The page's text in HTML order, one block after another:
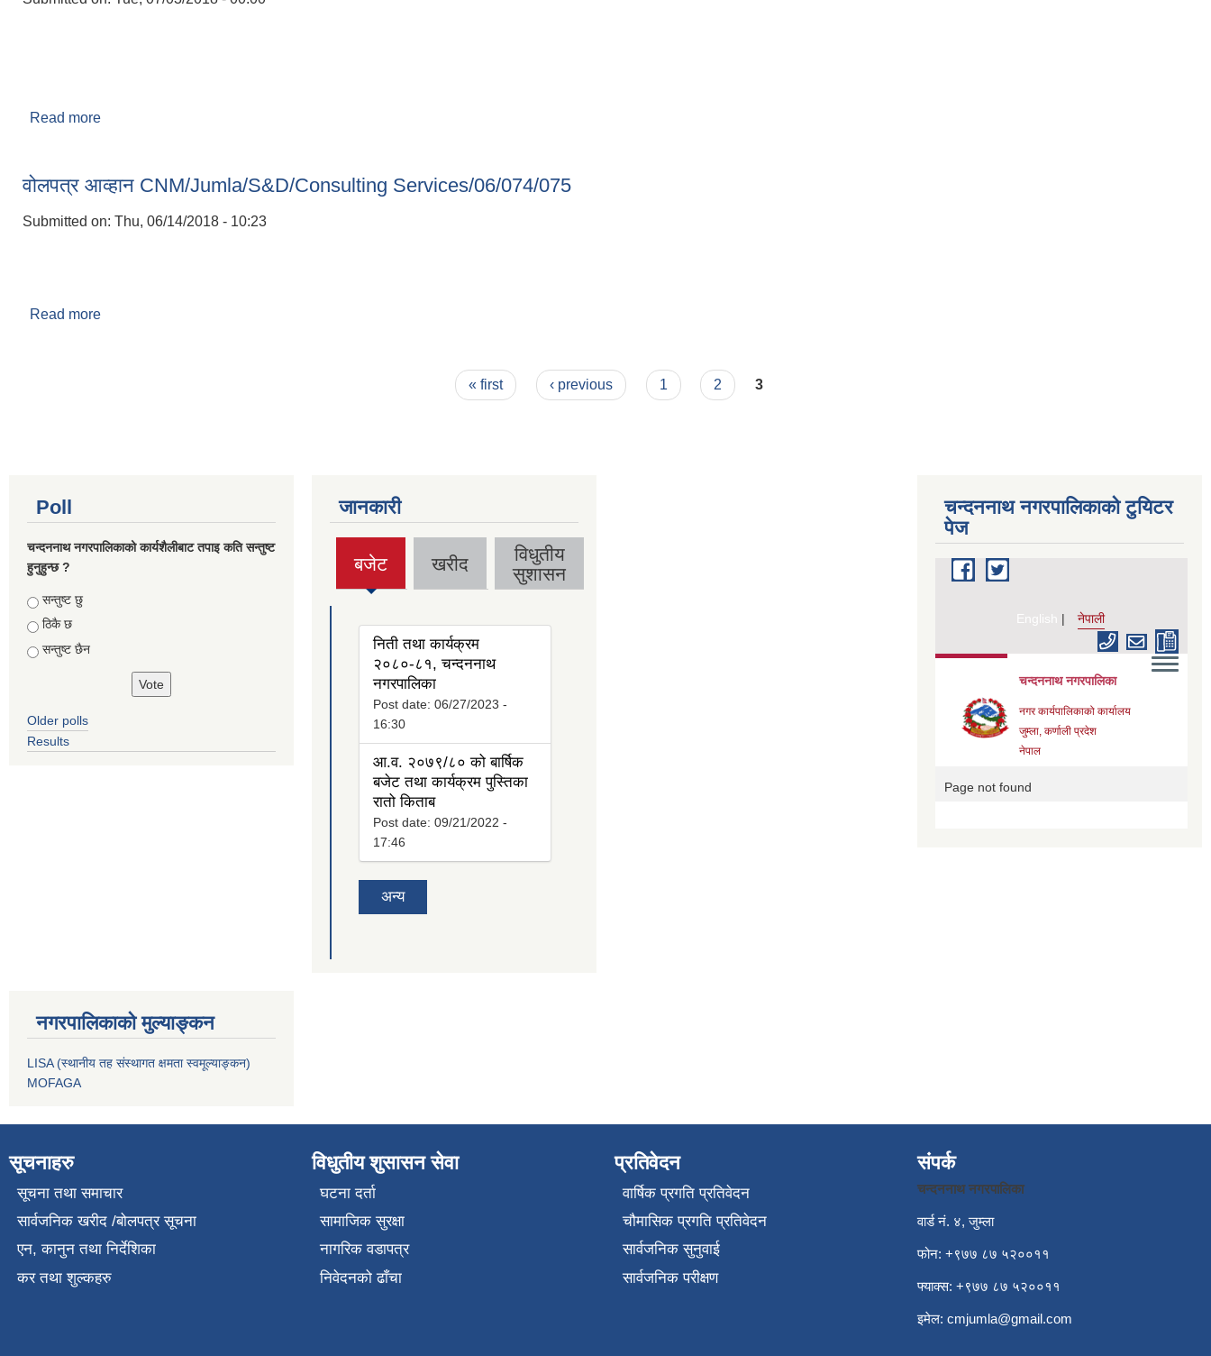
Read more
वोलपत्र आव्हान CNM/Jumla/S&D/Consulting Services/06/074/075
Submitted on: Thu, 06/14/2018 - 10:23
Read more
« first ‹ previous 1 2 3
Poll
चन्दननाथ नगरपालिकाको कार्यशैलीबाट तपाइ कति सन्तुष्ट
हुनुहुन्छ ?
Choices
सन्तुष्ट छु
ठिकै छ
सन्तुष्ट छैन
Older polls
Results
जानकारी
बजेट
(active
tab)
खरीद
विधुतीय
सुशासन
निती तथा कार्यक्रम
२०८०-८१, चन्दननाथ
नगरपालिका
Post date: 06/27/2023 -
16:30
आ.व. २०७९/८० को बार्षिक
बजेट तथा कार्यक्रम पुस्तिका
रातो किताब
Post date: 09/21/2022 -
17:46
अन्य
चन्दननाथ नगरपालिकाको टुयिटर
पेज
नगरपालिकाको मुल्याङ्कन
LISA (स्थानीय तह संस्थागत क्षमता स्वमूल्याङ्कन)
MOFAGA
सूचनाहरु
सूचना तथा समाचार
सार्वजनिक खरीद /बोलपत्र सूचना
एन, कानुन तथा निर्देशिका
कर तथा शुल्कहरु
विधुतीय शुसासन सेवा
घटना दर्ता
सामाजिक सुरक्षा
नागरिक वडापत्र
निवेदनको ढाँचा
प्रतिवेदन
वार्षिक प्रगति प्रतिवेदन
चौमासिक प्रगति प्रतिवेदन
सार्वजनिक सुनुवाई
सार्वजनिक परीक्षण
संपर्क
चन्दननाथ नगरपालिका
वार्ड नं. ४, जुम्ला
फोन: +९७७ ८७ ५२००११
फ्याक्स: +९७७ ८७ ५२००११
इमेल: cmjumla@gmail.com